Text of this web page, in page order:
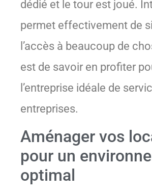
dédié et le tour est joué.
permet effectivement de
l’accès à beaucoup de
est de savoir en profiter
l’entreprise idéale de
entreprises.
Aménager vos
pour un
optimal